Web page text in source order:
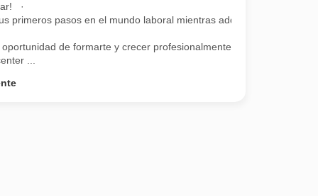
·
primeros pasos en el mundo laboral mientras adquieres
de formarte y crecer profesionalmente a través de
...